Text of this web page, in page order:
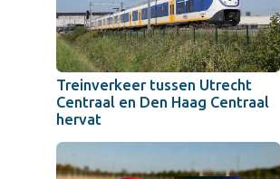
Treinverkeer tussen Utrecht
Centraal en Den Haag Centraal
hervat